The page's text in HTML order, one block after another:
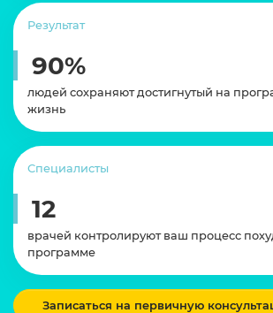
Результат
90%
людей сохраняют достигнутый на
жизнь
Специалисты
12
врачей контролируют ваш процесс
программе
Записаться на первичную